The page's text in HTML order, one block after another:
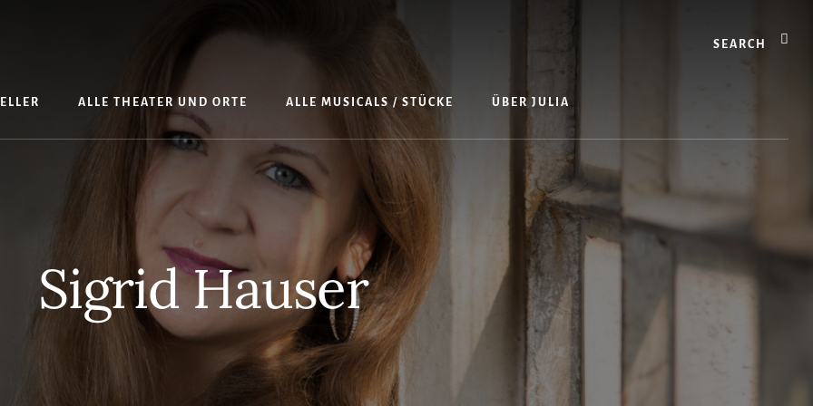
ALLE THEATER UND ORTE ALLE MUSICALS / STÜCKE ÜBER JULIA
Sigrid Hauser